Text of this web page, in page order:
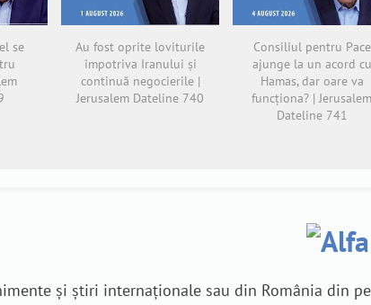
se
Au fost oprite loviturile
împotriva Iranului și
continuă negocierile |
Jerusalem Dateline 740
Consiliul pentru Pace
ajunge la un acord cu
Hamas, dar oare va
funcționa? | Jerusalem
Dateline 741
și știri internaționale sau din România din